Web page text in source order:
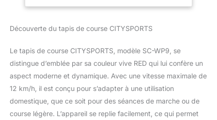
vous permet de poser
support. Ce tapis de
course dispose d'un
haut-parleur Bluetooth à
son surround intégré. Il
peut être connecté en
Bluetooth pour lire une
vidéo ou de la musique
Découverte du tapis de course CITYSPORTS
Le tapis de course CITYSPORTS, modèle SC-WP9, se
distingue d’emblée par sa couleur vive RED qui lui confère un
aspect moderne et dynamique. Avec une vitesse maximale de
12 km/h, il est conçu pour s’adapter à une utilisation
domestique, que ce soit pour des séances de marche ou de
course légère. L’appareil se replie facilement, ce qui permet